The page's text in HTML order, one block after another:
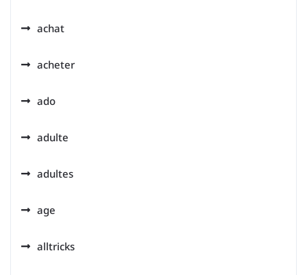
achat
acheter
ado
adulte
adultes
age
alltricks